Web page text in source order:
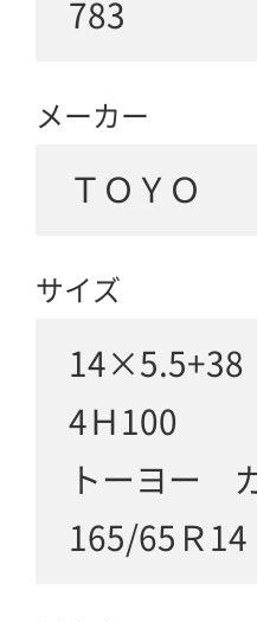
783
メーカー
ＴＯＹＯ
サイズ
14×5.5+38
4Ｈ100
トーヨー
165/65Ｒ14